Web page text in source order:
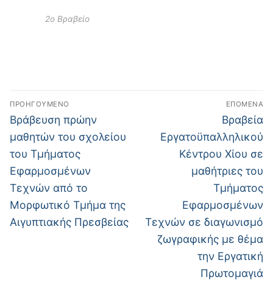
2ο Βραβείο
Πλοήγηση
άρθρων
ΠΡΟΗΓΟΎΜΕΝΟ
Προηγούμενο
άρθρο:
Βράβευση πρώην
μαθητών του σχολείου
του Τμήματος
Εφαρμοσμένων
Τεχνών από το
Μορφωτικό Τμήμα της
Αιγυπτιακής Πρεσβείας
ΕΠΌΜΕΝΑ
Επόμενο
άρθρο:
Βραβεία
Εργατοϋπαλληλικού
Κέντρου Χίου σε
μαθήτριες του
Τμήματος
Εφαρμοσμένων
Τεχνών σε διαγωνισμό
ζωγραφικής με θέμα
την Εργατική
Πρωτομαγιά